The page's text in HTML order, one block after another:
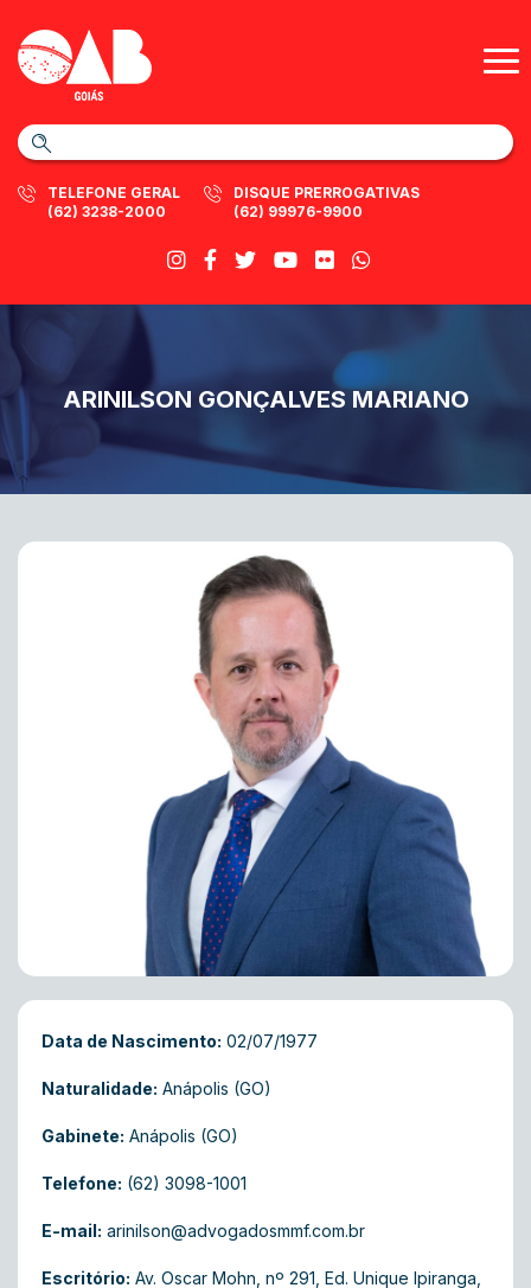
TELEFONE GERAL
(62) 3238-2000
DISQUE PRERROGATIVAS
(62) 99976-9900
ARINILSON GONÇALVES MARIANO
Data de Nascimento: 02/07/1977
Naturalidade: Anápolis (GO)
Gabinete: Anápolis (GO)
Telefone: (62) 3098-1001
E-mail: arinilson@advogadosmmf.com.br
Escritório: Av. Oscar Mohn, nº 291, Ed. Unique Ipiranga,